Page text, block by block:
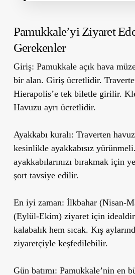
Pamukkale’yi Ziyaret
Gerekenler
Giriş: Pamukkale açık hava
bir alan. Giriş ücretlidir.
Hierapolis’e tek biletle girilir.
Havuzu ayrı ücretlidir.
Ayakkabı kuralı: Traverten
kesinlikle ayakkabısız
ayakkabılarınızı bırakmak için
şort tavsiye edilir.
En iyi zaman: İlkbahar (Nisan-
(Eylül-Ekim) ziyaret için
kalabalık hem sıcak. Kış
ziyaretçiyle keşfedilebilir.
Gün batımı: Pamukkale’nin en